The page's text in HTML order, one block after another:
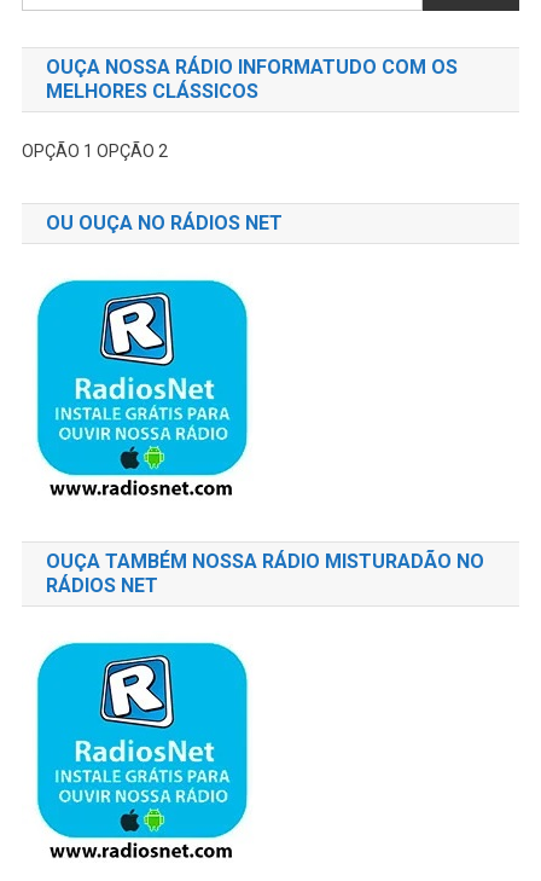
OUÇA NOSSA RÁDIO INFORMATUDO COM OS
MELHORES CLÁSSICOS
OPÇÃO 1 OPÇÃO 2
OU OUÇA NO RÁDIOS NET
OUÇA TAMBÉM NOSSA RÁDIO MISTURADÃO NO
RÁDIOS NET